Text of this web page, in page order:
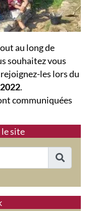
le site
au long de
souhaitez vous
les lors du
.
communiquées